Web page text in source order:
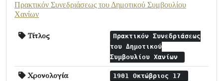
Πρακτικόν Συνεδριάσεως του Δημοτικού Συμβουλίου
Χανίων
Τίτλος
Πρακτικόν Συνεδριάσεως
του Δημοτικού
Συμβουλίου Χανίων
Χρονολογία 1901 Οκτώβριος 17